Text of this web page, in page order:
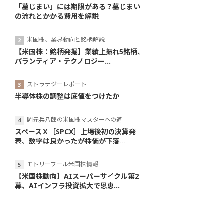
「墓じまい」には期限がある？墓じまい
の流れとかかる費用を解説
米国株、業界動向と銘柄解説
【米国株：銘柄発掘】業績上振れ5銘柄、
パランティア・テクノロジー...
ストラテジーレポート
半導体株の調整は底値をつけたか
岡元兵八郎の米国株マスターへの道
スペースＸ［SPCX］上場後初の決算発
表、数字は良かったが株価が下落...
モトリーフール米国株情報
【米国株動向】AIスーパーサイクル第2
幕、AIインフラ投資拡大で恩恵...